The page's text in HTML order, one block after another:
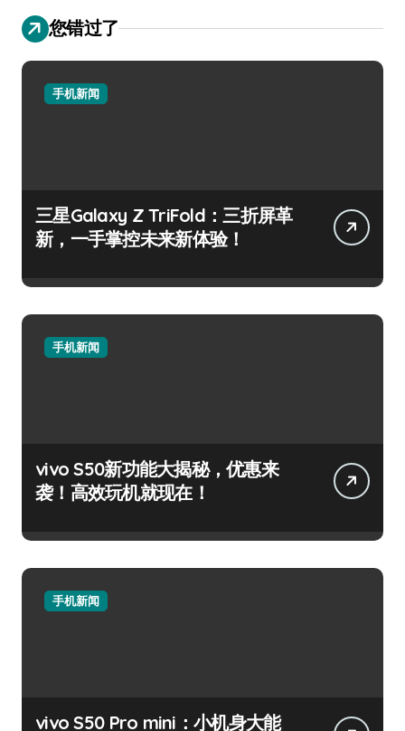
您错过了
手机新闻
三星Galaxy Z TriFold：三折屏革
新，一手掌控未来新体验！
手机新闻
vivo S50新功能大揭秘，优惠来
袭！高效玩机就现在！
手机新闻
vivo S50 Pro mini：小机身大能